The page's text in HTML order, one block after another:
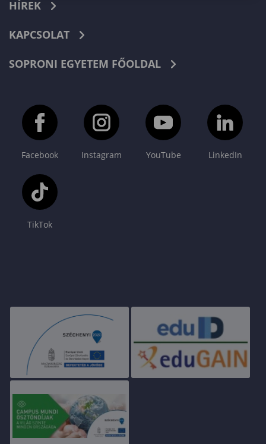
HÍREK
KAPCSOLAT
SOPRONI EGYETEM FŐOLDAL
Facebook Instagram YouTube LinkedIn
TikTok